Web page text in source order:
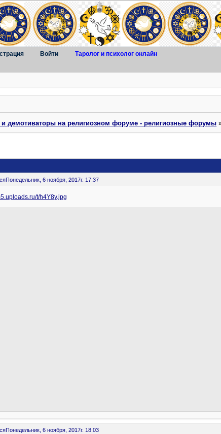
Войти Таролог и психолог онлайн
демотиваторы на религиозном форуме - религиозные форумы
Понедельник, 6 ноября, 2017г. 17:37
Понедельник, 6 ноября, 2017г. 18:03